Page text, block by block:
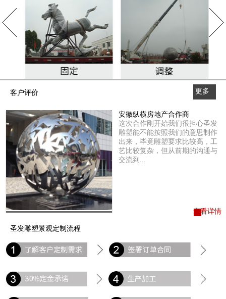
客户评价
更多
查看详情
安徽纵横房地产合作商
这次合作刚开始我们很担心圣发
雕塑能不能按照我们的意思制作
出来，毕竟雕塑要求比较高，工
艺比较复杂，但从前期的沟通与
交流到...
圣发雕塑景观定制流程